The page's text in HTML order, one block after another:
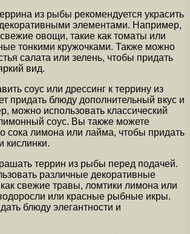
из рыбы рекомендуется украсить
элементами. Например,
овощи, такие как томаты или
тонкими кружочками. Также можно
салата или зелень, чтобы придать
вид.
соус или дрессинг к террину из
придать блюду дополнительный вкус и
можно использовать классический
соус. Вы также можете
сока лимона или лайма, чтобы придать
кислинки.
террин из рыбы перед подачей.
различные декоративные
свежие травы, ломтики лимона или
или красные рыбные икры.
блюду элегантности и